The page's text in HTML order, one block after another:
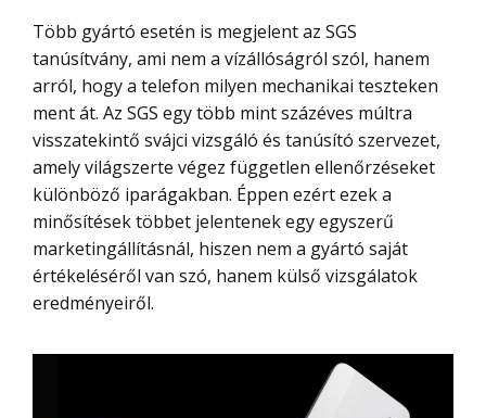
Több gyártó esetén is megjelent az SGS
tanúsítvány, ami nem a vízállóságról szól, hanem
arról, hogy a telefon milyen mechanikai teszteken
ment át. Az SGS egy több mint százéves múltra
visszatekintő svájci vizsgáló és tanúsító szervezet,
amely világszerte végez független ellenőrzéseket
különböző iparágakban. Éppen ezért ezek a
minősítések többet jelentenek egy egyszerű
marketingállításnál, hiszen nem a gyártó saját
értékeléséről van szó, hanem külső vizsgálatok
eredményeiről.